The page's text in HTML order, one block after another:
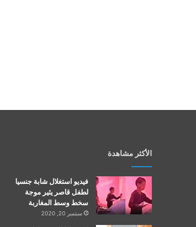
الأكثر مشاهدة
فيديو استغلال شابة جنسيا
لطفل قاصر يثير موجة
سخط وسط المغاربة
سبتمبر 20, 2020